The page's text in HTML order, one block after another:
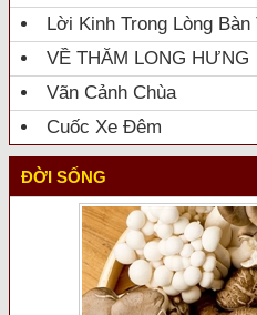
Lời Kinh Trong Lòng Bàn
VỀ THĂM LONG HƯNG
Vãn Cảnh Chùa
Cuốc Xe Đêm
ĐỜI SỐNG